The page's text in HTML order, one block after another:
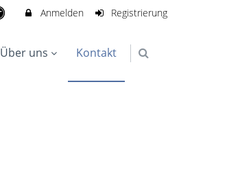
Anmelden Registrierung
Über uns Kontakt